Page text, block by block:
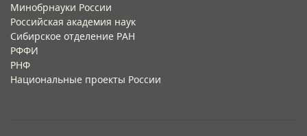
Минобрнауки России
Российская академия наук
Сибирское отделение РАН
РФФИ
РНФ
Национальные проекты России